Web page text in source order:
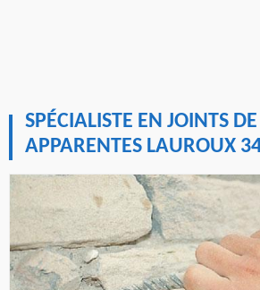
SPÉCIALISTE EN JOINTS
APPARENTES LAUROUX